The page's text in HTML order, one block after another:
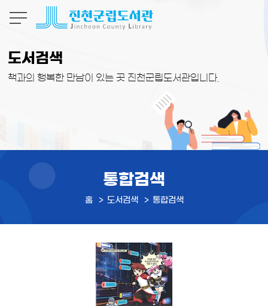
도서검색
책과의 행복한 만남이 있는 곳 진천군립도서관입니다.
통합검색
홈 도서검색 통합검색